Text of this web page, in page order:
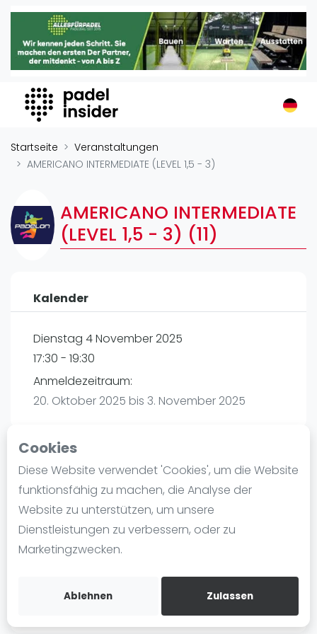
Cookies
Diese Website verwendet 'Cookies', um die Website
funktionsfähig zu machen, die Analyse der
Website zu unterstützen, um unsere
Dienstleistungen zu verbessern, oder zu
Marketingzwecken.
Ablehnen Zulassen
Padel Insider
Home
Organisationen
Buchungssysteme
Padel-Shops
Padel-Marken
Verschiedenes
Veranstaltungen
Playtomic
Ranking
Männer
Frauen
FIP Männer
Blog
Die Geschichte von Padel
Regeln und Punktzählung
Padel Schläge
Video
Startseite
Veranstaltungen
AMERICANO INTERMEDIATE (LEVEL 1,5 - 3)
AMERICANO INTERMEDIATE
(LEVEL 1,5 - 3) (11)
Kalender
Dienstag 4 November 2025
17:30 - 19:30
Anmeldezeitraum:
20. Oktober 2025 bis 3. November 2025
Playtomic
Padelon Gelsenkirchen |
Zweckeler Str.55
45896
playtomic.io